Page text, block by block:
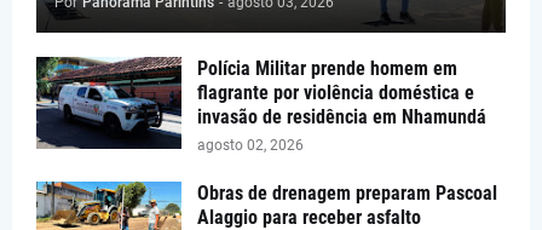
Polícia Militar prende homem em
flagrante por violência doméstica e
invasão de residência em Nhamundá
agosto 02, 2026
Obras de drenagem preparam Pascoal
Alaggio para receber asfalto